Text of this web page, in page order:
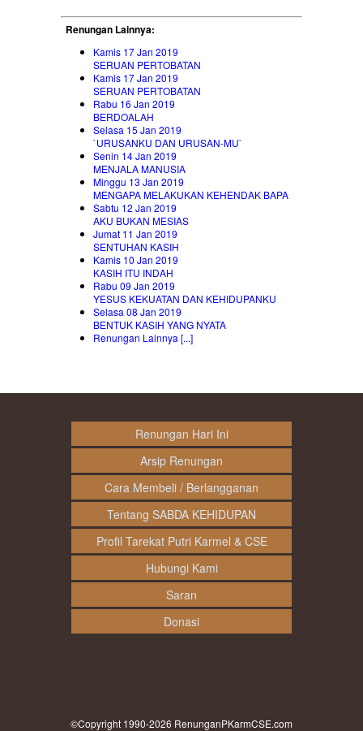
Renungan Lainnya:
Kamis 17 Jan 2019
SERUAN PERTOBATAN
Kamis 17 Jan 2019
SERUAN PERTOBATAN
Rabu 16 Jan 2019
BERDOALAH
Selasa 15 Jan 2019
`URUSANKU DAN URUSAN-MU`
Senin 14 Jan 2019
MENJALA MANUSIA
Minggu 13 Jan 2019
MENGAPA MELAKUKAN KEHENDAK BAPA
Sabtu 12 Jan 2019
AKU BUKAN MESIAS
Jumat 11 Jan 2019
SENTUHAN KASIH
Kamis 10 Jan 2019
KASIH ITU INDAH
Rabu 09 Jan 2019
YESUS KEKUATAN DAN KEHIDUPANKU
Selasa 08 Jan 2019
BENTUK KASIH YANG NYATA
Renungan Lainnya [...]
Renungan Hari Ini
Arsip Renungan
Cara Membeli / Berlangganan
Tentang SABDA KEHIDUPAN
Profil Tarekat Putri Karmel & CSE
Hubungi Kami
Saran
Donasi
©Copyright 1990-2026 RenunganPKarmCSE.com